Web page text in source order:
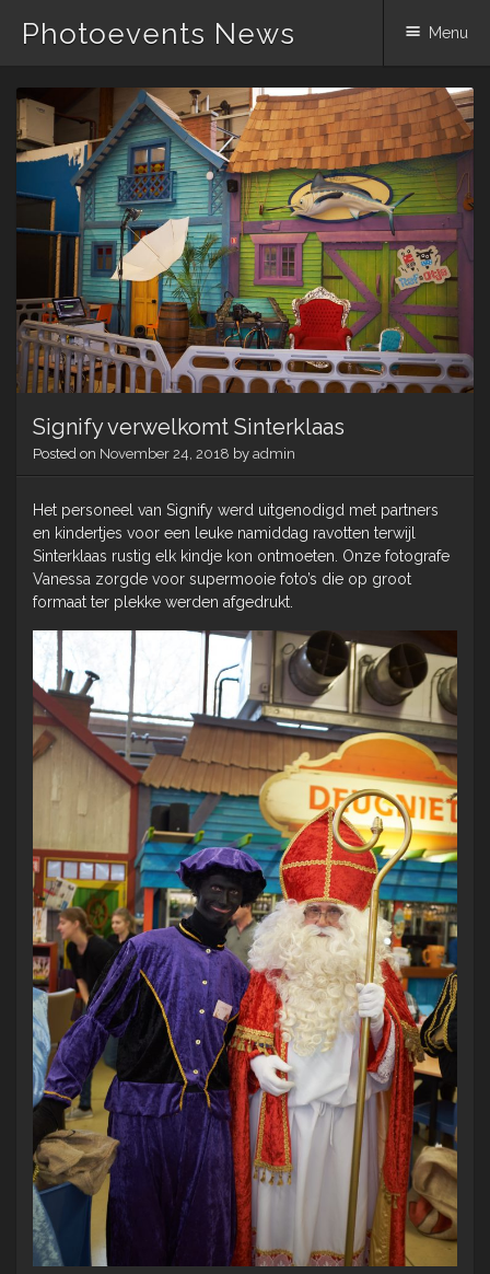
Photoevents News Menu
Skip
to
content
Signify verwelkomt Sinterklaas
Posted on November 24, 2018 by admin
Het personeel van Signify werd uitgenodigd met partners
en kindertjes voor een leuke namiddag ravotten terwijl
Sinterklaas rustig elk kindje kon ontmoeten. Onze fotografe
Vanessa zorgde voor supermooie foto’s die op groot
formaat ter plekke werden afgedrukt.